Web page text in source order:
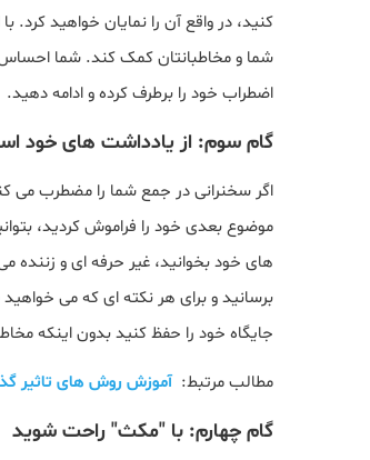
کنید، در واقع آن را نمایان خواهید
شما و مخاطبانتان کمک کند. شما احساس
اضطراب خود را برطرف کرده و ادامه دهید.
گام سوم: از یادداشت های خود
اگر سخنرانی در جمع شما را مضطرب می
موضوع بعدی خود را فراموش کردید،
های خود بخوانید، غیر حرفه ای و
برسانید و برای هر نکته ای که می
جایگاه خود را حفظ کنید بدون اینکه
مطالب مرتبط: آموزش روش های تاثیر
گام چهارم: با "مکث" راحت شوید